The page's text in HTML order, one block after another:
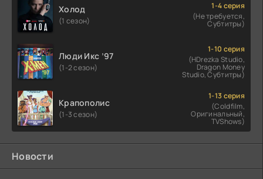
Холод
(1 сезон)
1-4 серия
(Не требуется,
Субтитры)
Люди Икс ’97
(1-2 сезон)
1-10 серия
(HDrezka Studio,
Dragon Money
Studio, Субтитры)
Крапополис
(1-3 сезон)
1-13 серия
(Coldfilm,
Оригинальный,
TVShows)
Новости